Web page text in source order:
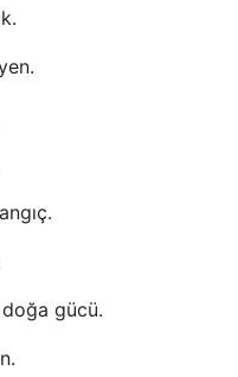
gücü.